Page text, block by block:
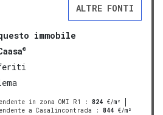
ALTRE FONTI
questo immobile
®
in zona OMI R1 : 824 €/m²
a Casalincontrada : 844 €/m²